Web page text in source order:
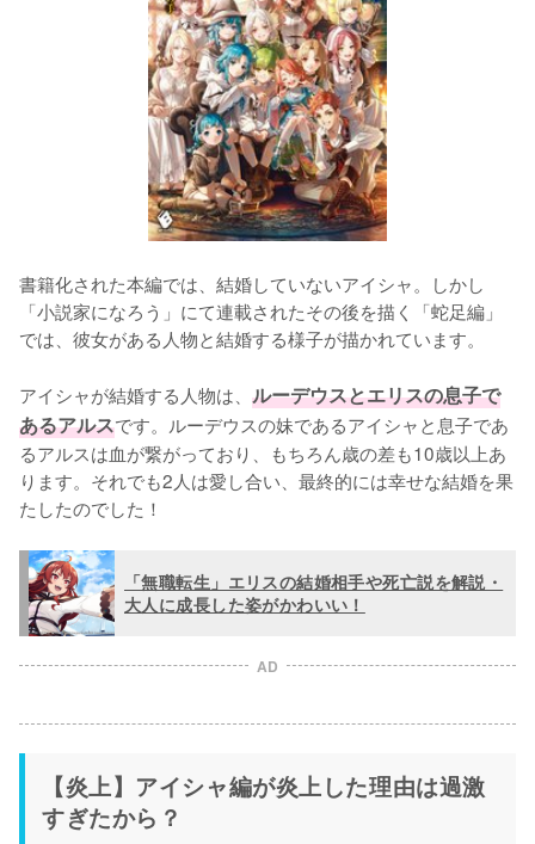
書籍化された本編では、結婚していないアイシャ。しかし
「小説家になろう」にて連載されたその後を描く「蛇足編」
では、彼女がある人物と結婚する様子が描かれています。
アイシャが結婚する人物は、 ルーデウスとエリスの息子で
あるアルスです。ルーデウスの妹であるアイシャと息子であ
るアルスは血が繋がっており、もちろん歳の差も10歳以上あ
ります。それでも2人は愛し合い、最終的には幸せな結婚を果
たしたのでした！
「無職転生」エリスの結婚相手や死亡説を解説・
大人に成長した姿がかわいい！
AD
【炎上】アイシャ編が炎上した理由は過激
すぎたから？